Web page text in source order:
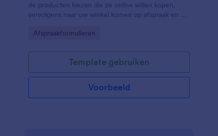
de producten kiezen die ze online willen kopen,
vervolgens naar uw winkel komen op afspraak en de
nodig.
Go to Category:
Afspraakformulieren
Template gebruiken
Voorbeeld